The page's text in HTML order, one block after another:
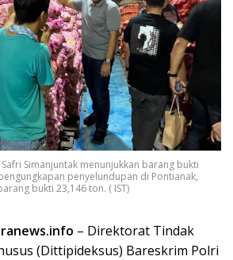
Simanjuntak menunjukkan barang bukti
penyelundupan di Pontianak,
bukti 23,146 ton. ( IST)
– Direktorat Tindak
(Dittipideksus) Bareskrim Polri